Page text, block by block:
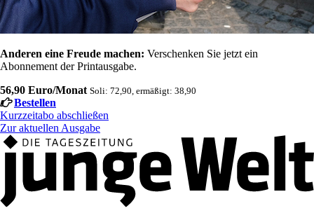
Anderen eine Freude machen: Verschenken Sie jetzt ein
Abonnement der Printausgabe.
56,90 Euro/Monat Soli: 72,90, ermäßigt: 38,90
Bestellen
Kurzzeitabo abschließen
Zur aktuellen Ausgabe